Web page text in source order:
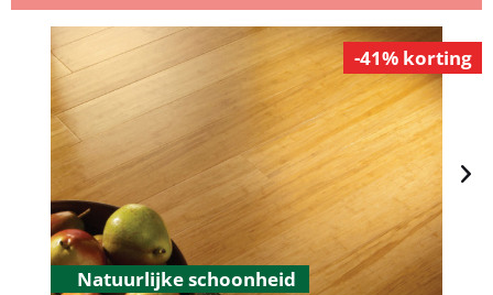
-41% korting
Natuurlijke schoonheid